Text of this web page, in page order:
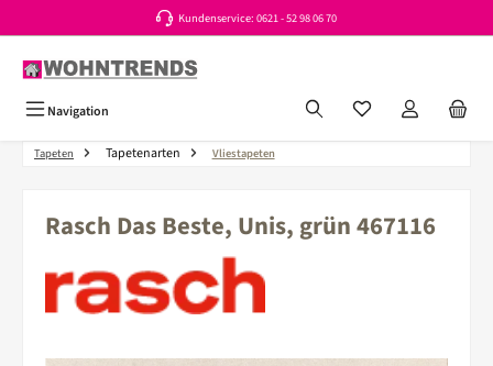
Kundenservice: 0621 - 52 98 06 70
Navigation Du hast 0 Produkte
Tapeten Tapetenarten Vliestapeten
Rasch Das Beste, Unis, grün 467116